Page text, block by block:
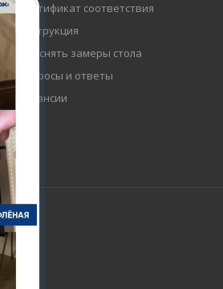
Сертификат соответствия
Инструкция
Как снять замеры стола
Вопросы и ответы
Вакансии